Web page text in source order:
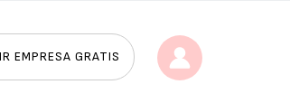
EMPRESA GRATIS